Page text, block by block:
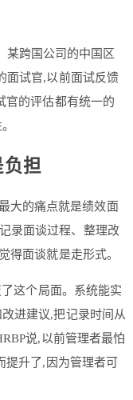
某跨国公司的中国区
面试官,以前面试反馈
官的评估都有统一的
负担
大的痛点就是绩效面
录面谈过程、整理改
得面谈就是走形式。
这个局面。系统能实
进建议,把记录时间从
说,以前管理者最怕
升了,因为管理者可